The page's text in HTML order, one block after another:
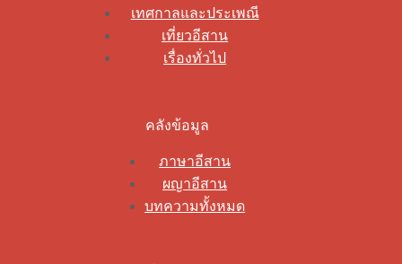
เทศกาลและประเพณี
เที่ยวอีสาน
เรื่องทั่วไป
คลังข้อมูล
ภาษาอีสาน
ผญาอีสาน
บทความทั้งหมด